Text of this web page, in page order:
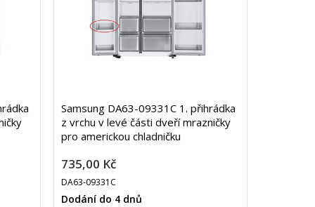
Samsung DA63-09331C 1. přihrádka
z vrchu v levé části dveří mrazničky
pro americkou chladničku
735,00 Kč
DA63-09331C
Dodání do 4 dnů